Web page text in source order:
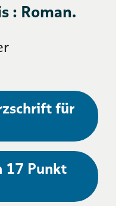
: Roman.
für
17 Punkt